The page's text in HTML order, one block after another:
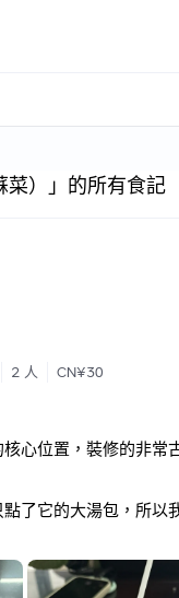
菜）」的所有食記
2 人 CN¥30
心位置，裝修的非常
了它的大湯包，所以
中，從出場就注定了